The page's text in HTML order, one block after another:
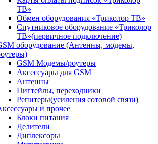
ТВ»
Обмен оборудования «Триколор ТВ»
Спутниковое оборудование «Триколор
ТВ»(первичное подключение)
оборудование (Антенны, модемы,
GSM Модемы/роутеры
Аксессуары для GSM
Антенны
Пигтейлы, переходники
Репитеры(усиления сотовой связи)
и прочее
Блоки питания
Делители
Диплексоры